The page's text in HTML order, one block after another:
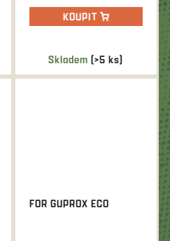
Skladem(>5 ks)
KOUPIT
FOR GUPROX ECO